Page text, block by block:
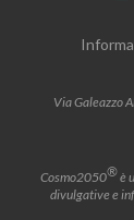
Via Galeazzo
Cosmo2050®è
divulgative e